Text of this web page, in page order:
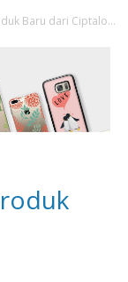
Baru dari Ciptaloka!